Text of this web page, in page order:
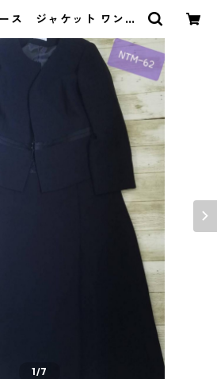
ス ジャケット ワンピ
NTM-62〇 | DOLUCK
PRODUCE
1/7